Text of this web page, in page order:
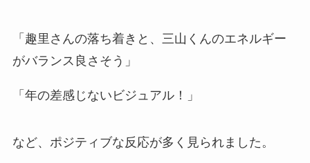
「趣里さんの落ち着きと、三山くんのエネルギー
がバランス良さそう」
「年の差感じないビジュアル！」
など、ポジティブな反応が多く見られました。